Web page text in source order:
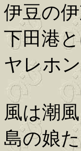
伊豆の
下田港
ヤレホ
風は潮
島の娘